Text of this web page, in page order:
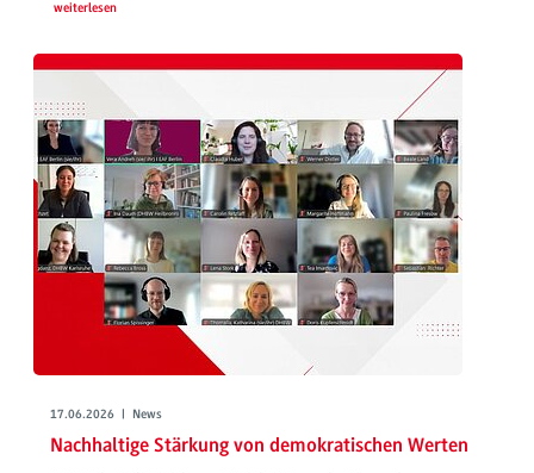
weiterlesen
17.06.2026 | News
Nachhaltige Stärkung von demokratischen Werten